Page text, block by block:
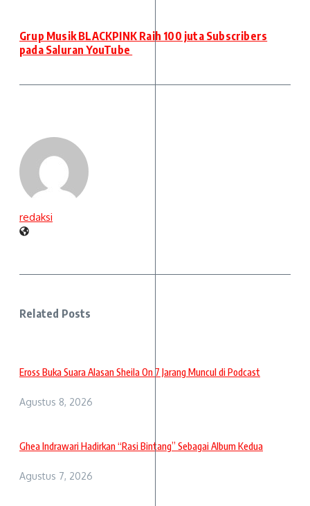
Grup Musik BLACKPINK Raih 100 juta Subscribers
pada Saluran YouTube
redaksi
Related Posts
Eross Buka Suara Alasan Sheila On 7 Jarang Muncul di Podcast
Agustus 8, 2026
Ghea Indrawari Hadirkan “Rasi Bintang” Sebagai Album Kedua
Agustus 7, 2026